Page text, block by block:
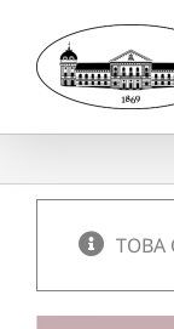
content
ТОВА